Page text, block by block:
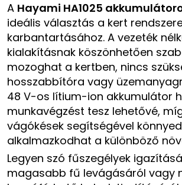
A Hayami HA1025
ideális választás a kert
karbantartásához. A vezeték
kialakításnak köszönhetően
mozoghat a kertben, nincs
hosszabbítóra vagy
48 V-os lítium-ion akkumulátor
munkavégzést tesz lehetővé,
vágókések segítségével
alkalmazkodhat a különböző
Legyen szó fűszegélyek
magasabb fű levágásáról vagy